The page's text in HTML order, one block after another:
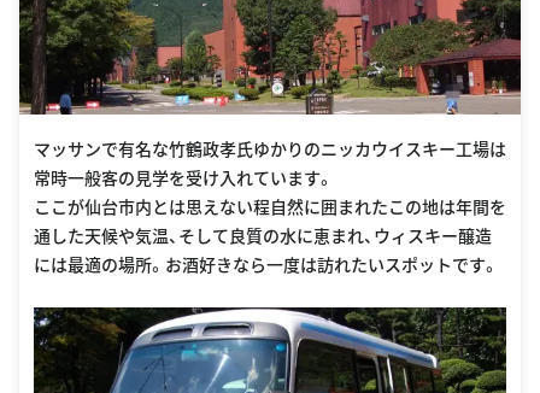
マッサンで有名な竹鶴政孝氏ゆかりのニッカウイスキー工場は
常時一般客の見学を受け入れています。
ここが仙台市内とは思えない程自然に囲まれたこの地は年間を
通した天候や気温、そして良質の水に恵まれ、ウィスキー醸造
には最適の場所。お酒好きなら一度は訪れたいスポットです。